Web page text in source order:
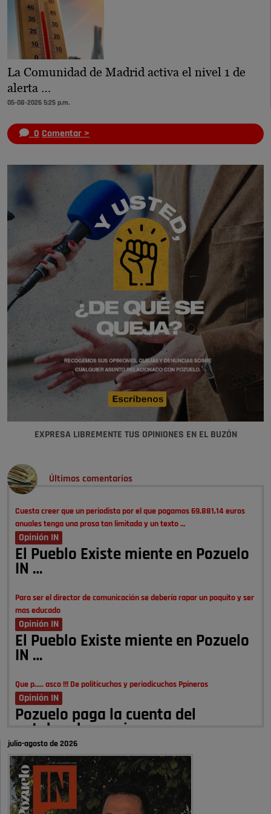
La Comunidad de Madrid activa el nivel 1 de
alerta …
05-08-2026 5:25 p.m.
0 Comentar >
EXPRESA LIBREMENTE TUS OPINIONES EN EL BUZÓN
Últimos comentarios
Cuesta creer que un periodista por el que pagamos 69.881,14 euros
anuales tenga una prosa tan limitada y un texto …
Opinión IN
El Pueblo Existe miente en Pozuelo
IN …
Para ser el director de comunicación se debería rapar un poquito y ser
mas educado
Opinión IN
El Pueblo Existe miente en Pozuelo
IN …
Que p..... asco !!! De politicuchos y periodicuchos Ppineros
Opinión IN
Pozuelo paga la cuenta del
autobombo: casi …
Señora Alcaldesa Ud no ha vivido nunca en Pozuelo , pero yo si desde
hace más de 60 años , …
Pozuelo de Alarcón
Quejas por el deterioro de la
julio-agosto de 2026